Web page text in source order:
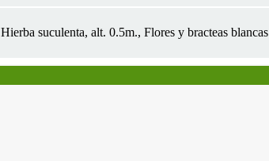
Hierba suculenta, alt. 0.5m., Flores y bracteas blancas